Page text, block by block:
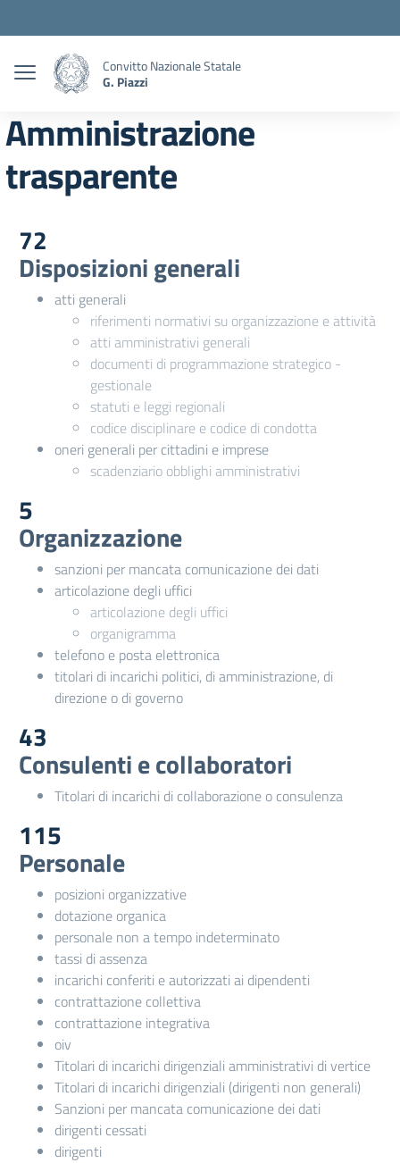
Convitto Nazionale Statale
G. Piazzi
Amministrazione
trasparente
72
Disposizioni generali
atti generali
riferimenti normativi su organizzazione e attività
atti amministrativi generali
documenti di programmazione strategico -
gestionale
statuti e leggi regionali
codice disciplinare e codice di condotta
oneri generali per cittadini e imprese
scadenziario obblighi amministrativi
5
Organizzazione
sanzioni per mancata comunicazione dei dati
articolazione degli uffici
articolazione degli uffici
organigramma
telefono e posta elettronica
titolari di incarichi politici, di amministrazione, di
direzione o di governo
43
Consulenti e collaboratori
Titolari di incarichi di collaborazione o consulenza
115
Personale
posizioni organizzative
dotazione organica
personale non a tempo indeterminato
tassi di assenza
incarichi conferiti e autorizzati ai dipendenti
contrattazione collettiva
contrattazione integrativa
oiv
Titolari di incarichi dirigenziali amministrativi di vertice
Titolari di incarichi dirigenziali (dirigenti non generali)
Sanzioni per mancata comunicazione dei dati
dirigenti cessati
dirigenti